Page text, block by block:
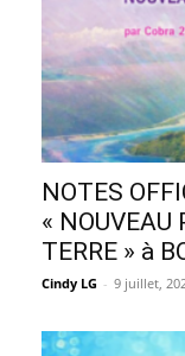
NOTES
« NOUVEAU
TERRE » à
Cindy LG - 9 juillet,